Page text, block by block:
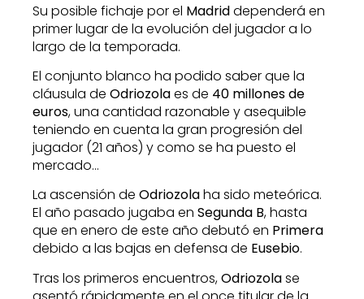
Su posible fichaje por el Madriddependerá en
primer lugar de la evolución del jugador a lo
largo de la temporada.
El conjunto blanco ha podido saber que la
cláusula de Odriozolaes de 40 millones de
euros, una cantidad razonable y asequible
teniendo en cuenta la gran progresión del
jugador (21 años) y como se ha puesto el
mercado…
La ascensión de Odriozolaha sido meteórica.
El año pasado jugaba en Segunda B, hasta
que en enero de este año debutó en Primera
debido a las bajas en defensa de Eusebio.
Tras los primeros encuentros,Odriozolase